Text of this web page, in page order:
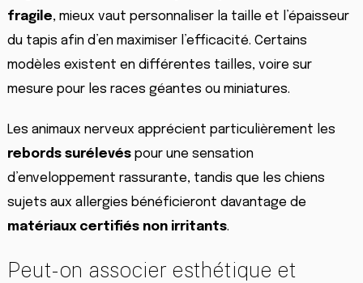
fragile, mieux vaut personnaliser la taille et l’épaisseur
du tapis afin d’en maximiser l’efficacité. Certains
modèles existent en différentes tailles, voire sur
mesure pour les races géantes ou miniatures.
Les animaux nerveux apprécient particulièrement les
rebords surélevéspour une sensation
d’enveloppement rassurante, tandis que les chiens
sujets aux allergies bénéficieront davantage de
matériaux certifiés non irritants.
Peut-on associer esthétique et